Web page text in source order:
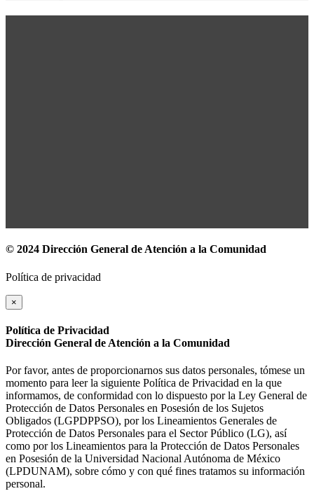
© 2024 Dirección General de Atención a la Comunidad
Política de privacidad
×
Política de Privacidad
Dirección General de Atención a la Comunidad
Por favor, antes de proporcionarnos sus datos personales, tómese un
momento para leer la siguiente Política de Privacidad en la que
informamos, de conformidad con lo dispuesto por la Ley General de
Protección de Datos Personales en Posesión de los Sujetos
Obligados (LGPDPPSO), por los Lineamientos Generales de
Protección de Datos Personales para el Sector Público (LG), así
como por los Lineamientos para la Protección de Datos Personales
en Posesión de la Universidad Nacional Autónoma de México
(LPDUNAM), sobre cómo y con qué fines tratamos su información
personal.